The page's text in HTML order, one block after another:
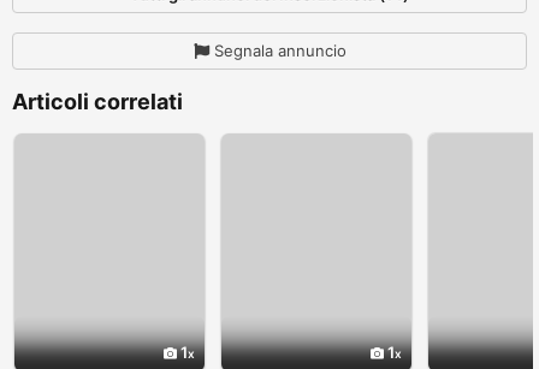
Segnala annuncio
Articoli correlati
1 1